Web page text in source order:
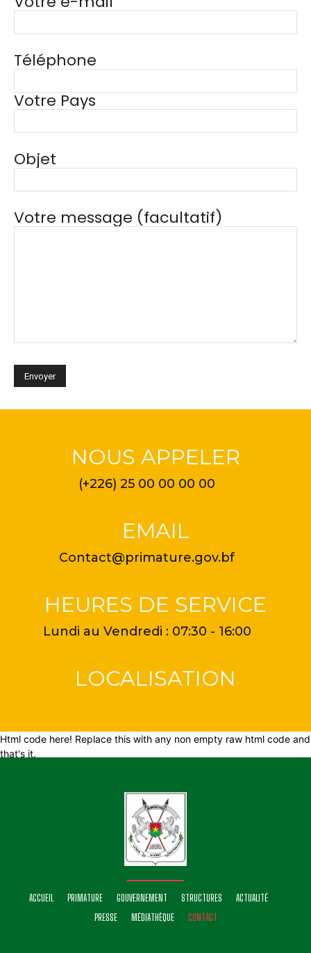
Téléphone
Votre Pays
Objet
Votre message (facultatif)
NOUS APPELER
(+226) 25 00 00 00 00
EMAIL
Contact@primature.gov.bf
HEURES DE SERVICE
Lundi au Vendredi : 07:30 - 16:00
LOCALISATION
Html code here! Replace this with any non empty raw html code and
that's it.
ACCUEIL PRIMATURE GOUVERNEMENT STRUCTURES
ACTUALITÉ
PRESSE
MÉDIATHÈQUE CONTACT